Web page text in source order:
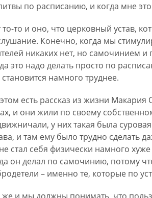
по расписанию, и когда мне
то-то и оно, что церковный устав,
Конечно, когда мы
никаких нет, но самочинием
это надо делать просто по
становится намного труднее.
есть рассказ из жизни
и они жили по своему
у них такая была
и там ему было трудно сделать
стал себя физически намного
он делал по самочинию, потому
– именно те, которые по